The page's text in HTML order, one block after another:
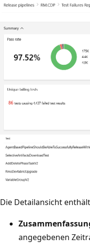
Die Detailansicht
angegebenen